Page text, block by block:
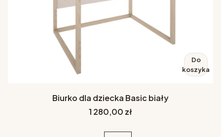
Do
koszyka
Biurko dla dziecka Basic biały
Cena
1 280,00 zł